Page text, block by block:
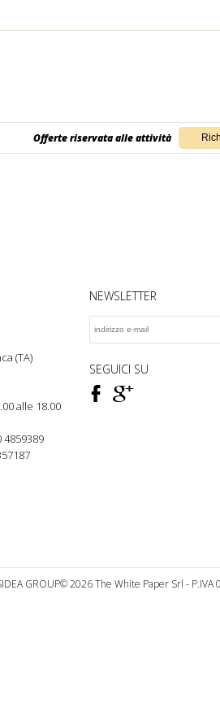
Offerte riservata alle attività
(TA)
alle 18.00
4859389
NEWSLETTER
SEGUICI SU
F ì
© 2026 The White Paper Srl - P.IVA
GROUP